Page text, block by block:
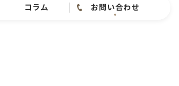
コラム お問い合わせ